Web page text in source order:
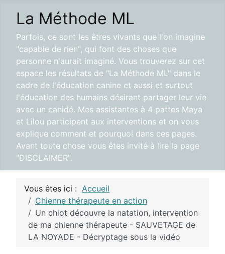
La Méthode ML
Parfois, ce sont les êtres vivants que l'on imagine
"capable de rien", qui font des choses que
personne n'aurait imaginé. Vous trouverez sur cet
espace les résultats de "La Méthode ML" dans le
cadre de l'éducation canine et aussi et surtout
l'éducation des humains désirant partager leur vie
avec un canidé. Mes assistantes à 4 pattes Maya
et Lilou participent aux interventions et on vous
explique comment et pourquoi dans ces pages.
Avant toute chose vous êtes invité à lire la page
"DISCLAIMER".
Vous êtes ici : Accueil
Chienne thérapeute en action
Un chiot découvre la natation, intervention
de ma chienne thérapeute - SAUVETAGE de
LA NOYADE - Décryptage sous la vidéo